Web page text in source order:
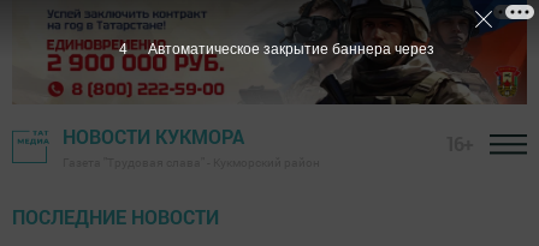
НОВОСТИ КУКМОРА
ПОСЛЕДНИЕ НОВОСТИ
2 Автоматическое закрытие баннера через